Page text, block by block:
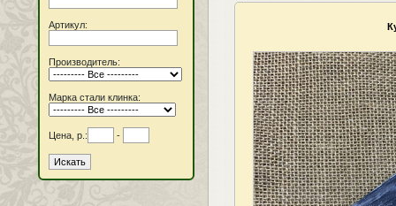
Артикул:
Производитель:
Марка стали клинка:
Цена, р.: -